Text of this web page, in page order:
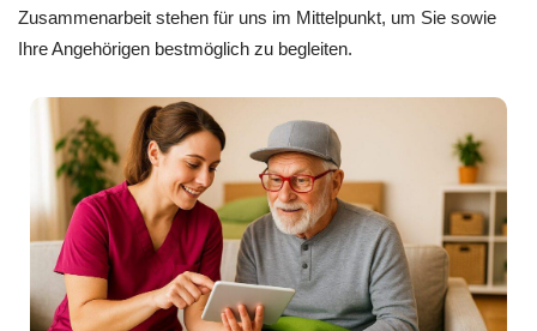
Zusammenarbeit stehen für uns im Mittelpunkt, um Sie sowie
Ihre Angehörigen bestmöglich zu begleiten.